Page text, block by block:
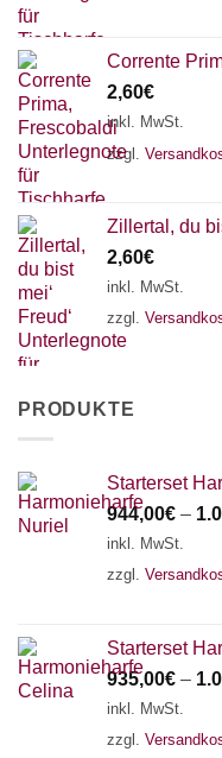
Corrente
2,60€
inkl. MwSt.
zzgl.
Zillertal, du
2,60€
inkl. MwSt.
zzgl.
PRODUKTE
Starterset
944,00€ –
inkl. MwSt.
zzgl.
Starterset
935,00€ –
inkl. MwSt.
zzgl.